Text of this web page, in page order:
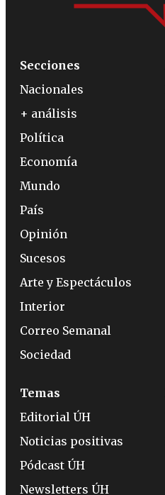
Secciones
Nacionales
+ análisis
Política
Economía
Mundo
País
Opinión
Sucesos
Arte y Espectáculos
Interior
Correo Semanal
Sociedad
Temas
Editorial ÚH
Noticias positivas
Pódcast ÚH
Newsletters ÚH